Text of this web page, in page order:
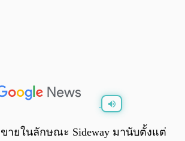
0:00 /0:00
ขายในลักษณะ Sideway มานับตั้งแต่